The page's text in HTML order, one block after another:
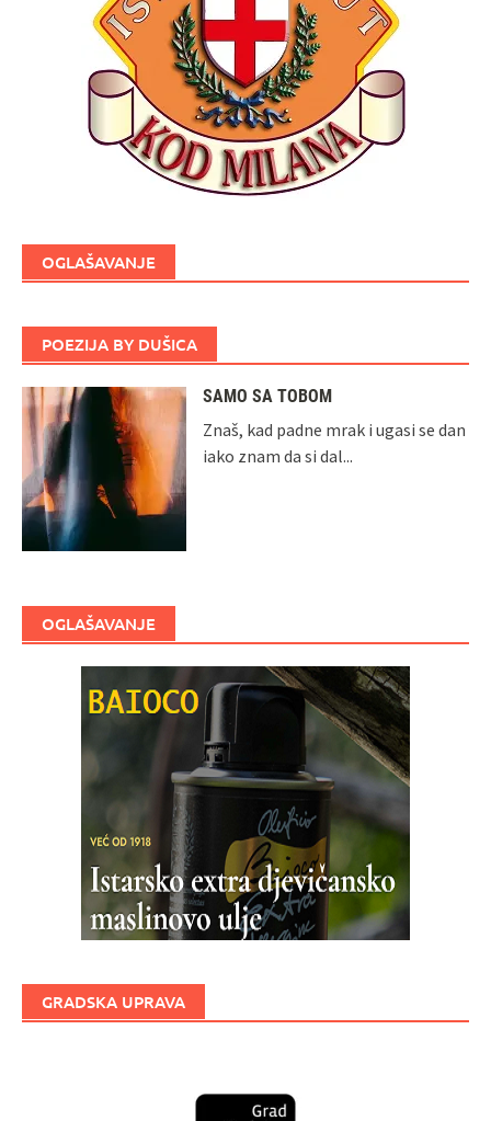
OGLAŠAVANJE
POEZIJA BY DUŠICA
SAMO SA TOBOM
Znaš, kad padne mrak i ugasi se dan
iako znam da si dal...
OGLAŠAVANJE
GRADSKA UPRAVA